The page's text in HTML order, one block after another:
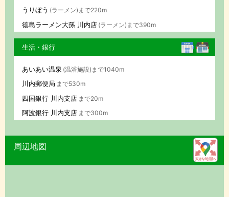
うりぼう (ラーメン)まで220m
徳島ラーメン大孫 川内店 (ラーメン)まで390m
生活・銀行
あいあい温泉 (温浴施設)まで1040m
川内郵便局 まで530m
四国銀行 川内支店 まで20m
阿波銀行 川内支店 まで300m
周辺地図